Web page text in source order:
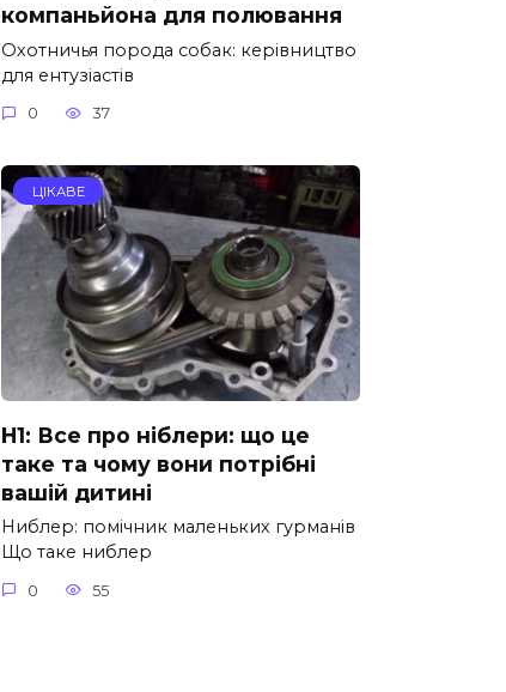
компаньйона для полювання
Охотничья порода собак: керівництво
для ентузіастів
0 37
ЦІКАВЕ
H1: Все про ніблери: що це
таке та чому вони потрібні
вашій дитині
Ниблер: помічник маленьких гурманів
Що таке ниблер
0 55